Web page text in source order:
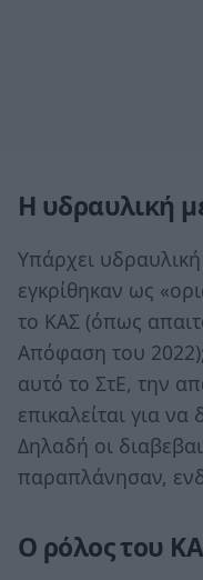
Η υδραυλική
Υπάρχει
εγκρίθηκαν ως
το ΚΑΣ (όπως
Απόφαση του
αυτό το ΣτΕ, την
επικαλείται για να
Δηλαδή οι
παραπλάνησαν,
Ο ρόλος του